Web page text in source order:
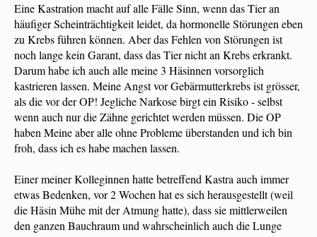
Eine Kastration macht auf alle Fälle Sinn, wenn das Tier an
häufiger Scheinträchtigkeit leidet, da hormonelle Störungen eben
zu Krebs führen können. Aber das Fehlen von Störungen ist
noch lange kein Garant, dass das Tier nicht an Krebs erkrankt.
Darum habe ich auch alle meine 3 Häsinnen vorsorglich
kastrieren lassen. Meine Angst vor Gebärmutterkrebs ist grösser,
als die vor der OP! Jegliche Narkose birgt ein Risiko - selbst
wenn auch nur die Zähne gerichtet werden müssen. Die OP
haben Meine aber alle ohne Probleme überstanden und ich bin
froh, dass ich es habe machen lassen.
Einer meiner Kolleginnen hatte betreffend Kastra auch immer
etwas Bedenken, vor 2 Wochen hat es sich herausgestellt (weil
die Häsin Mühe mit der Atmung hatte), dass sie mittlerweilen
den ganzen Bauchraum und wahrscheinlich auch die Lunge